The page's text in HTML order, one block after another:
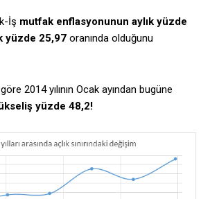
İş mutfak enflasyonunun aylık yüzde
yüzde 25,97 oranında olduğunu
2014 yılının Ocak ayından bugüne
yüzde 48,2!